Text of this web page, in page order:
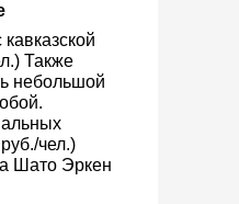
Также
небольшой
чел.)
Шато Эркен